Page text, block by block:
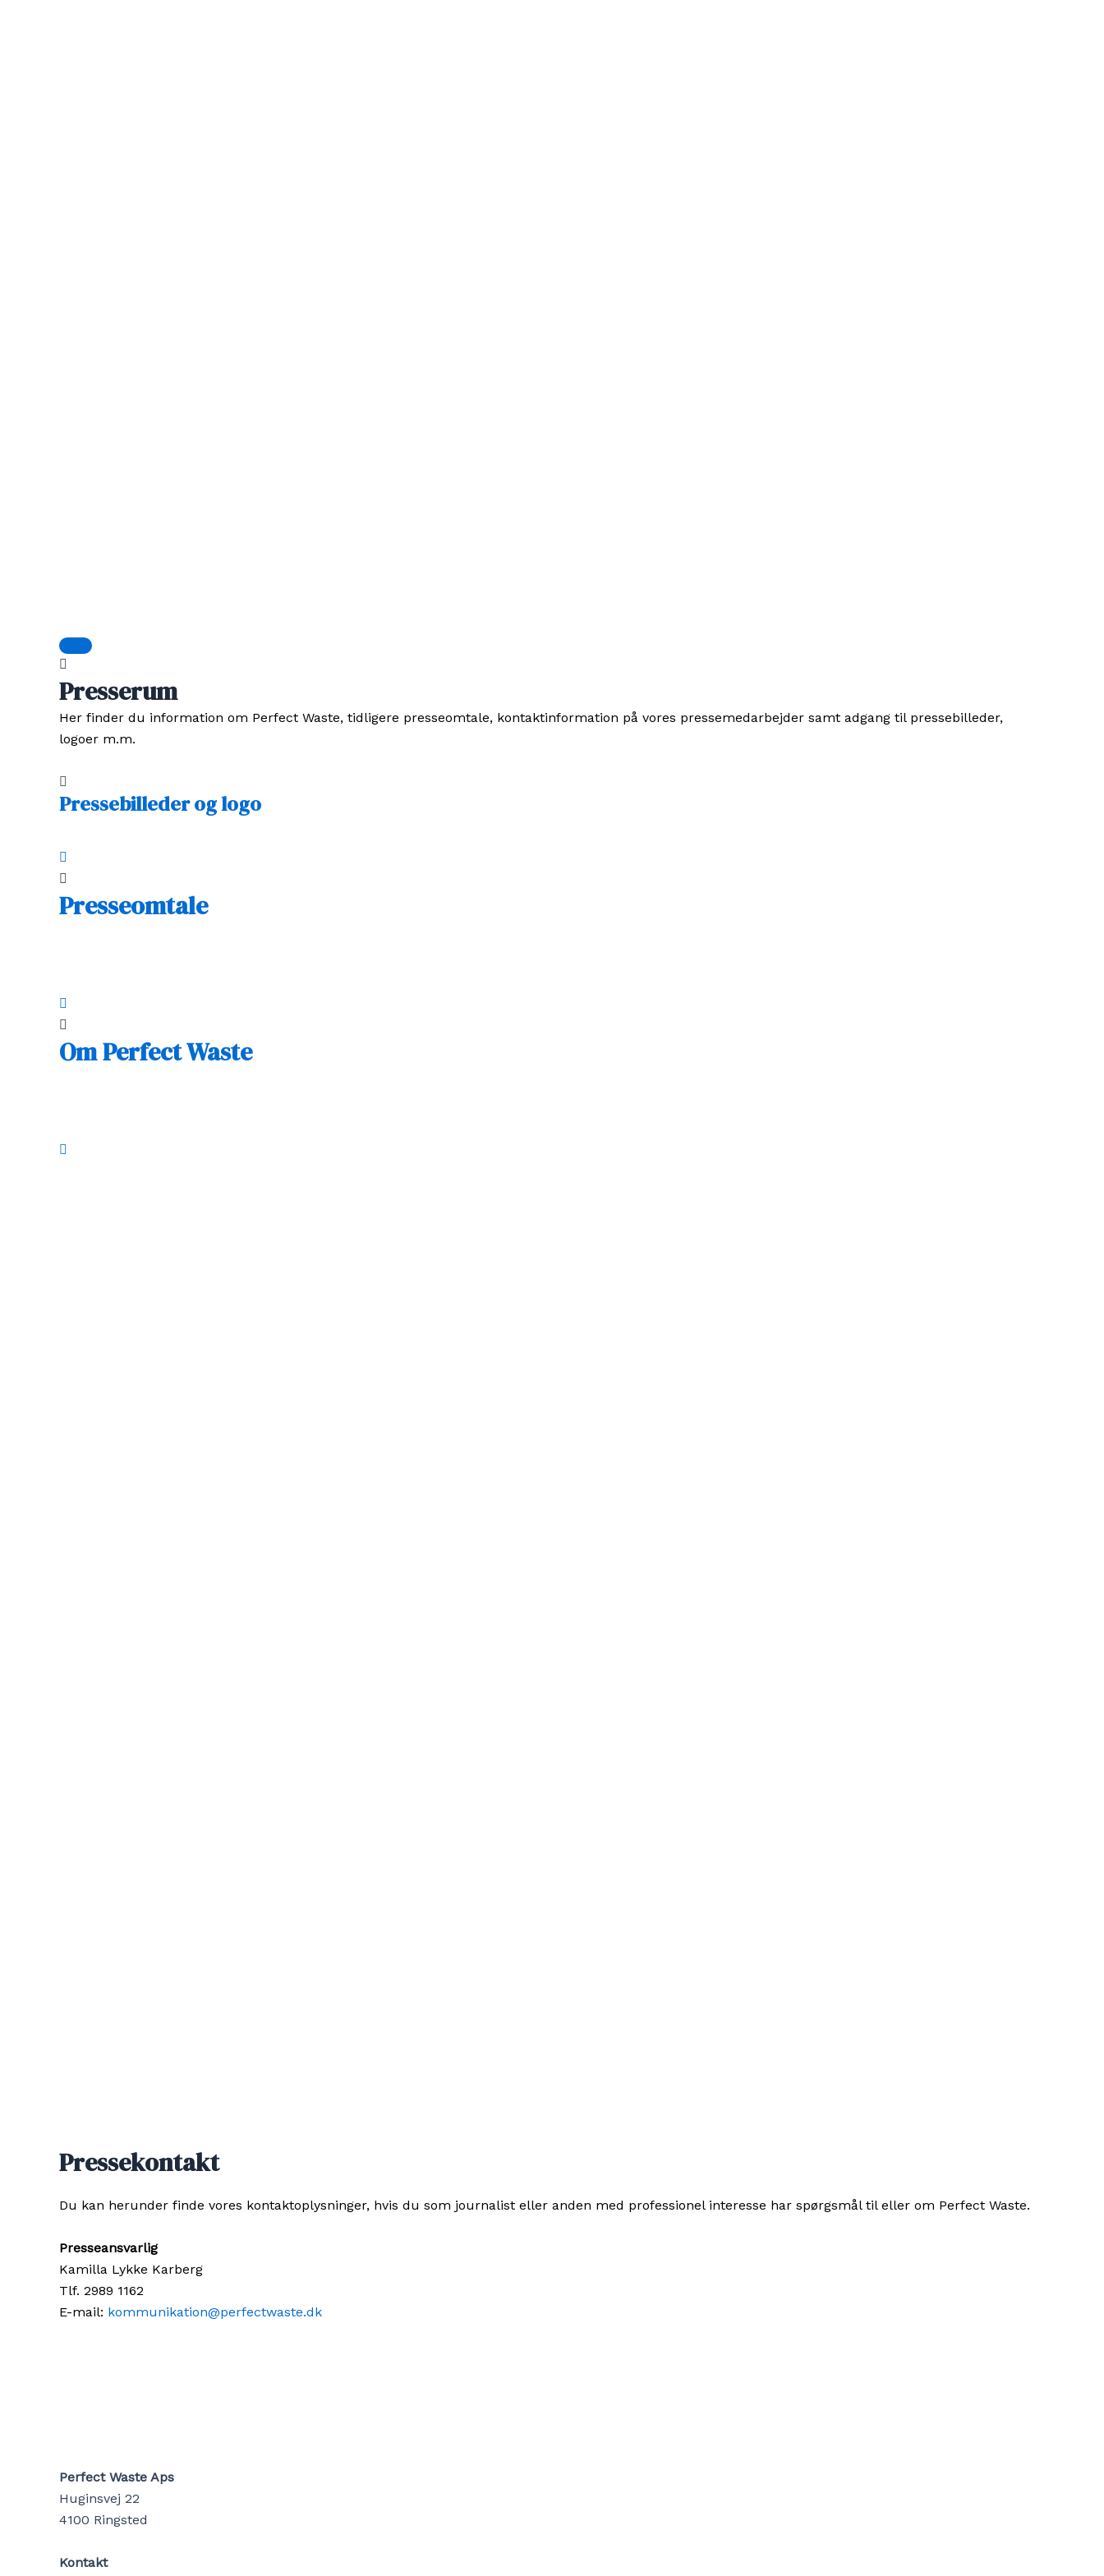
Presserum
Her finder du information om Perfect Waste, tidligere presseomtale, kontaktinformation på vores pressemedarbejder samt adgang til pressebilleder,
logoer m.m.
Pressebilleder og logo
Presseomtale
Om Perfect Waste
Pressekontakt
Du kan herunder finde vores kontaktoplysninger, hvis du som journalist eller anden med professionel interesse har spørgsmål til eller om Perfect Waste.
Presseansvarlig
Kamilla Lykke Karberg
Tlf. 2989 1162
E-mail: kommunikation@perfectwaste.dk
Perfect Waste Aps
Huginsvej 22
4100 Ringsted
Kontakt